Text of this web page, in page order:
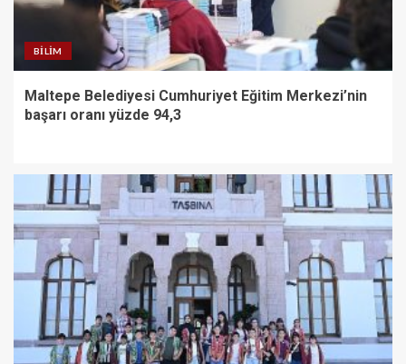
BILIM
Maltepe Belediyesi Cumhuriyet Eğitim Merkezi’nin
başarı oranı yüzde 94,3